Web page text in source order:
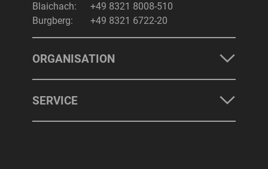
Blaichach:
+49 8321 8008-510
Burgberg:
+49 8321 6722-20
ORGANISATION
SERVICE